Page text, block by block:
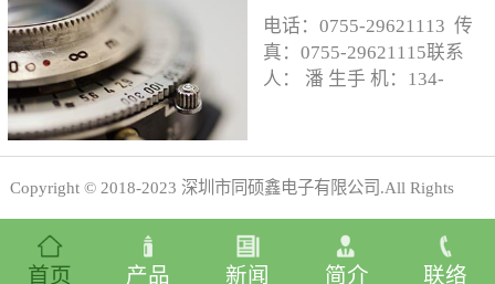
首页 产品 新闻 简介 联络
的品牌和声誉。
。
电话：0755-29621113 传
真：0755-29621115联系
人： 潘 生手 机：134-
业务邮箱：
sales@tsxdz.com网
圳市宝安区沙井共和第四
工业区A4栋A4单元四层邮
Copyright © 2018-2023 深圳市同硕鑫电子有限公司.All Rights
Reserved
犀牛云提供企业云服务